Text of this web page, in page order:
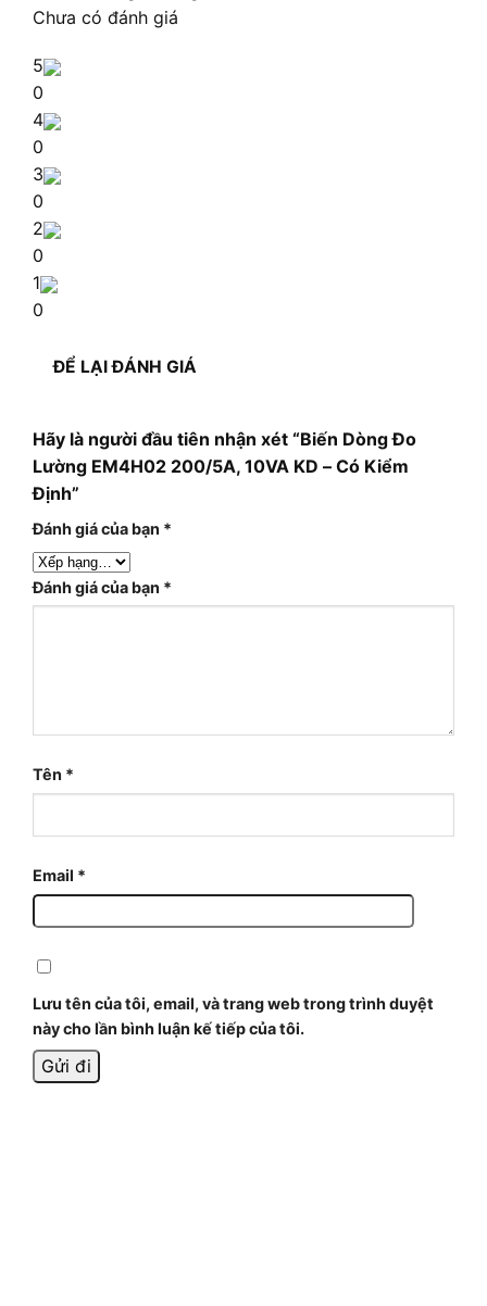
Chưa có đánh giá
5
0
4
0
3
0
2
0
1
0
ĐỂ LẠI ĐÁNH GIÁ
Hãy là người đầu tiên nhận xét “Biến Dòng Đo
Lường EM4H02 200/5A, 10VA KD – Có Kiểm
Định”
Đánh giá của bạn *
Đánh giá của bạn *
Tên *
Email *
Lưu tên của tôi, email, và trang web trong trình duyệt
này cho lần bình luận kế tiếp của tôi.